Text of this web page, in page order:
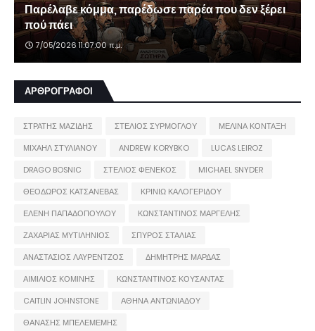
Παρέλαβε κόμμα, παρέδωσε παρέα που δεν ξέρει
πού πάει
7/05/2026 11:07:00 π.μ.
ΑΡΘΡΟΓΡΑΦΟΙ
ΣΤΡΑΤΗΣ ΜΑΖΙΔΗΣ ΣΤΕΛΙΟΣ ΣΥΡΜΟΓΛΟΥ
ΜΕΛΙΝΑ ΚΟΝΤΑΞΗ
ΜΙΧΑΗΛ ΣΤΥΛΙΑΝΟΥ
ANDREW KORYBKO
LUCAS LEIROZ
DRAGO BOSNIC
ΣΤΕΛΙΟΣ ΦΕΝΕΚΟΣ
MICHAEL SNYDER
ΘΕΟΔΩΡΟΣ ΚΑΤΣΑΝΕΒΑΣ
ΚΡΙΝΙΩ ΚΑΛΟΓΕΡΙΔΟΥ
ΕΛΕΝΗ ΠΑΠΑΔΟΠΟΥΛΟΥ
ΚΩΝΣΤΑΝΤΙΝΟΣ ΜΑΡΓΕΛΗΣ
ΖΑΧΑΡΙΑΣ ΜΥΤΙΛΗΝΙΟΣ
ΣΠΥΡΟΣ ΣΤΑΛΙΑΣ
ΑΝΑΣΤΑΣΙΟΣ ΛΑΥΡΕΝΤΖΟΣ
ΔΗΜΗΤΡΗΣ ΜΑΡΔΑΣ
ΑΙΜΙΛΙΟΣ ΚΟΜΙΝΗΣ
ΚΩΝΣΤΑΝΤΙΝΟΣ ΚΟΥΣΑΝΤΑΣ
CAITLIN JOHNSTONE
ΑΘΗΝΑ ΑΝΤΩΝΙΑΔΟΥ
ΘΑΝΑΣΗΣ ΜΠΕΛΕΜΕΜΗΣ